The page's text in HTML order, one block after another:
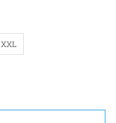
XXL